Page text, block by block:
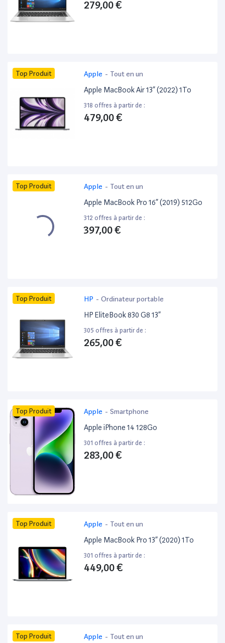
279,00 €
Top Produit Apple - Tout en un
Apple MacBook Air 13” (2022) 1To
318 offres à partir de :
479,00 €
Top Produit Apple - Tout en un
Apple MacBook Pro 16” (2019) 512Go
312 offres à partir de :
397,00 €
Top Produit HP - Ordinateur portable
HP EliteBook 830 G8 13”
305 offres à partir de :
265,00 €
Top Produit Apple - Smartphone
Apple iPhone 14 128Go
301 offres à partir de :
283,00 €
Top Produit Apple - Tout en un
Apple MacBook Pro 13” (2020) 1To
301 offres à partir de :
449,00 €
Top Produit Apple - Tout en un